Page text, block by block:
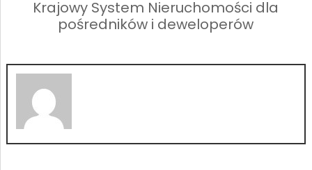
Krajowy System Nieruchomości dla
pośredników i deweloperów